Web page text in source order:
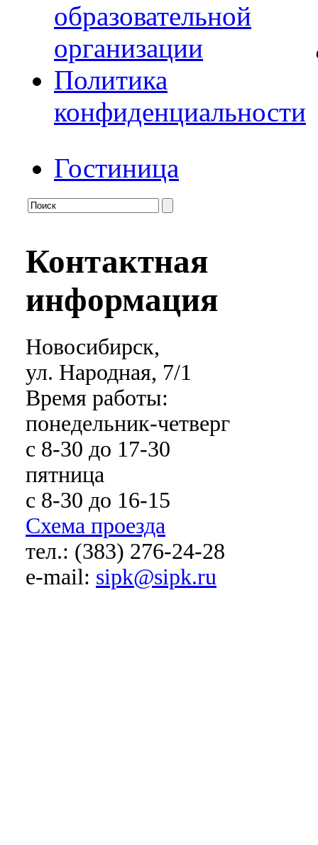
образовательной
организации
Политика
конфиденциальности
Гостиница
Контактная
информация
Новосибирск,
ул. Народная, 7/1
Время работы:
понедельник-четверг
с 8-30 до 17-30
пятница
с 8-30 до 16-15
Схема проезда
тел.: (383) 276-24-28
e-mail: sipk@sipk.ru